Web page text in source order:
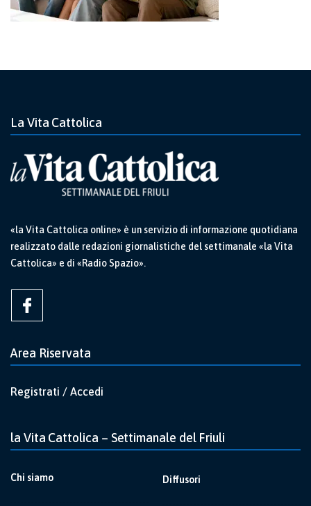
La Vita Cattolica
«la Vita Cattolica online» è un servizio di informazione quotidiana
realizzato dalle redazioni giornalistiche del settimanale «la Vita
Cattolica» e di «Radio Spazio».
Area Riservata
Registrati / Accedi
la Vita Cattolica – Settimanale del Friuli
Chi siamo Diffusori